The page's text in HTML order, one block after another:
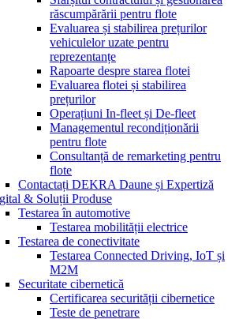
răscumpărării pentru flote
Evaluarea și stabilirea prețurilor
vehiculelor uzate pentru
reprezentanțe
Rapoarte despre starea flotei
Evaluarea flotei și stabilirea
prețurilor
Operațiuni In-fleet și De-fleet
Managementul recondiționării
pentru flote
Consultanță de remarketing pentru
flote
Contactați DEKRA Daune și Expertiză
& Soluții Produse
Testarea în automotive
Testarea mobilității electrice
Testarea de conectivitate
Testarea Connected Driving, IoT și
M2M
Securitate cibernetică
Certificarea securității cibernetice
Teste de penetrare